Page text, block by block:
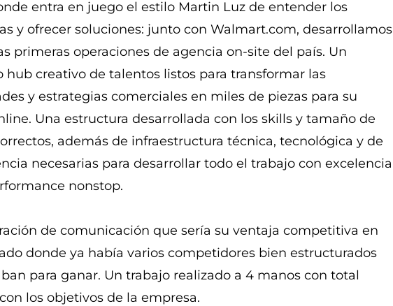
entra en juego el estilo Martin Luz de entender los
y ofrecer soluciones: junto con Walmart.com, desarrollamos
primeras operaciones de agencia on-site del país. Un
hub creativo de talentos listos para transformar las
y estrategias comerciales en miles de piezas para su
Una estructura desarrollada con los skills y tamaño de
además de infraestructura técnica, tecnológica y de
necesarias para desarrollar todo el trabajo con excelencia
nonstop.
de comunicación que sería su ventaja competitiva en
donde ya había varios competidores bien estructurados
para ganar. Un trabajo realizado a 4 manos con total
los objetivos de la empresa.